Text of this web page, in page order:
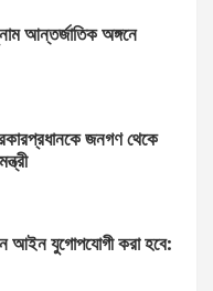
আন্তর্জাতিক অঙ্গনে
জনগণ থেকে
আইন যুগোপযোগী করা হবে: